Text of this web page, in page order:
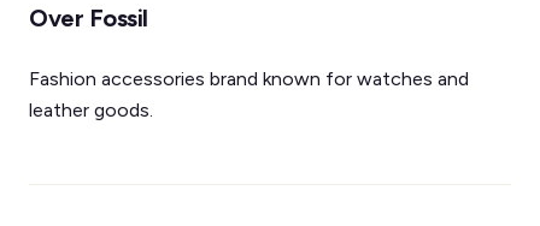
Over Fossil
Fashion accessories brand known for watches and
leather goods.